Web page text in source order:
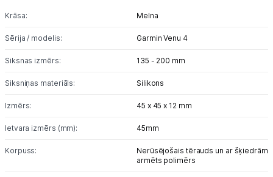
Krāsa: Melna
Sērija / modelis: Garmin Venu 4
Siksnas izmērs: 135 - 200 mm
Siksniņas materiāls: Silikons
Izmērs: 45 x 45 x 12 mm
Ietvara izmērs (mm): 45mm
Korpuss:
Nerūsējošais tērauds un ar šķiedrām
armēts polimērs